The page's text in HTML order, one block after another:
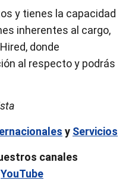
y tienes la capacidad
inherentes al cargo,
donde
al respecto y podrás
y Servicios
canales
YouTube